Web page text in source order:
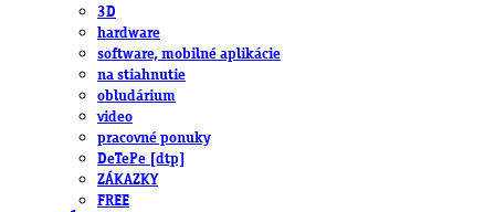
3D
hardware
software, mobilné aplikácie
na stiahnutie
obludárium
video
pracovné ponuky
DeTePe [dtp]
ZÁKAZKY
FREE